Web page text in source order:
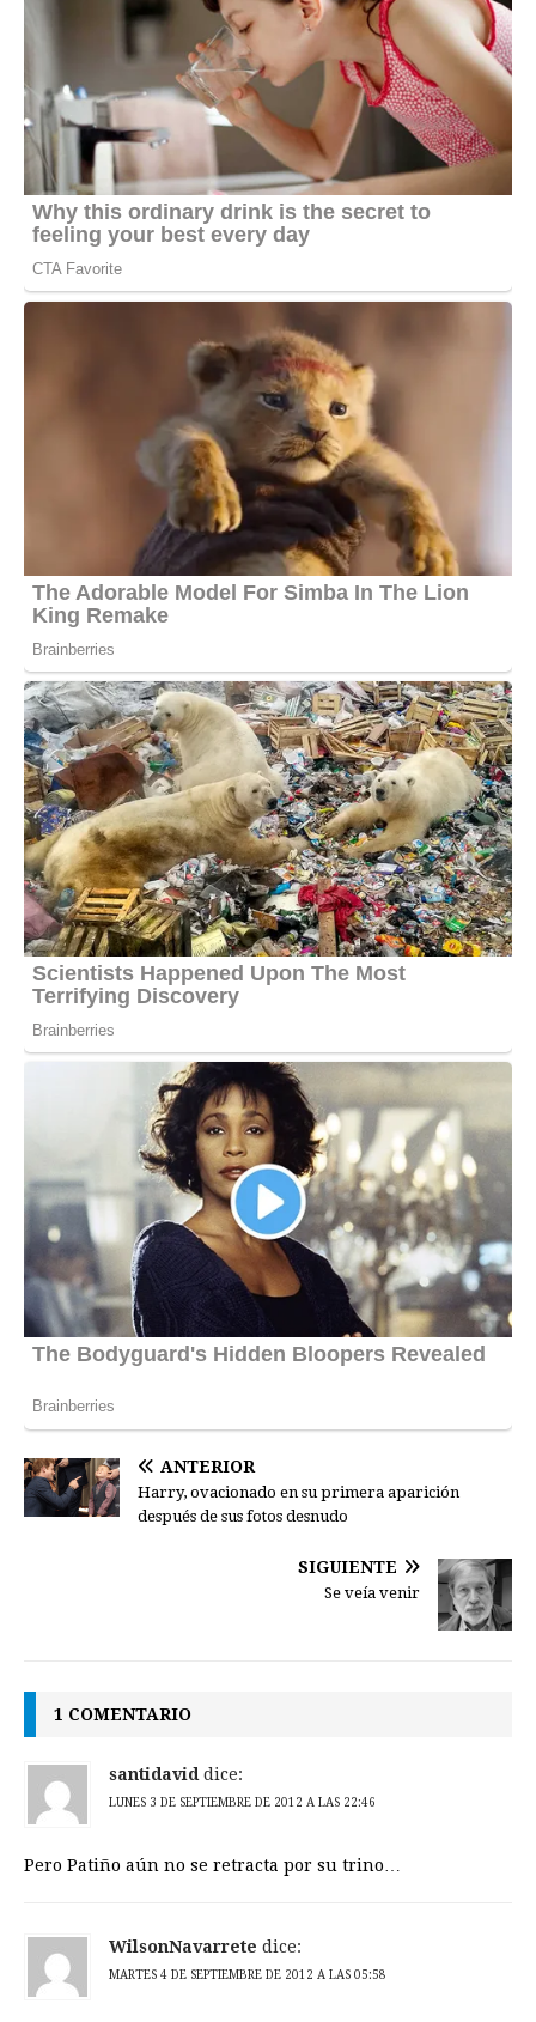
ANTERIOR
Harry, ovacionado en su primera aparición
después de sus fotos desnudo
SIGUIENTE
Se veía venir
1 COMENTARIO
santidavid dice:
LUNES 3 DE SEPTIEMBRE DE 2012 A LAS 22:46
Pero Patiño aún no se retracta por su trino…
WilsonNavarrete dice:
MARTES 4 DE SEPTIEMBRE DE 2012 A LAS 05:58